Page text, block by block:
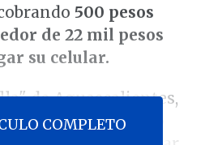
500 pesos
de 22 mil pesos
su celular.
de Aguascalientes,
consumo, se le hizo
COMPLETO